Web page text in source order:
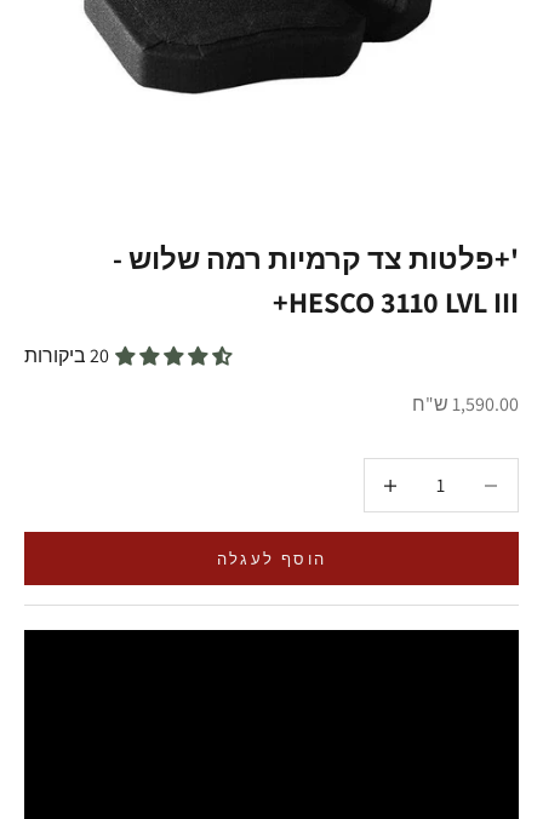
'+פלטות צד קרמיות רמה שלוש -
HESCO 3110 LVL III+
20 ביקורות
מחיר מבצע
1,590.00 ש"ח
הוסף לעגלה